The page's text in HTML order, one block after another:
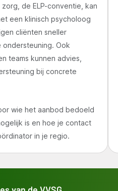
de ELP-conventie, kan
een klinisch psycholoog
cliënten sneller
Ook
teams kunnen advies,
bij concrete
wie het aanbod bedoeld
is en hoe je contact
in je regio.